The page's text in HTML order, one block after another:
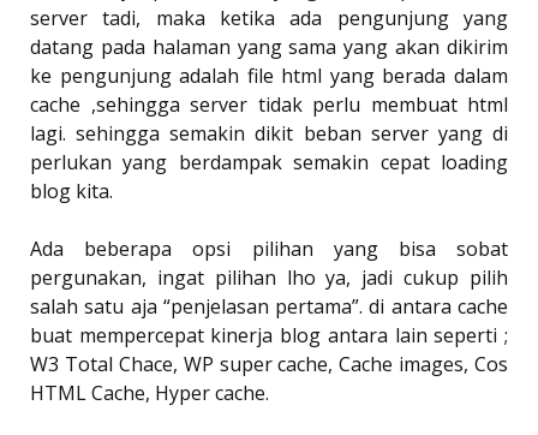
server tadi, maka ketika ada pengunjung yang
datang pada halaman yang sama yang akan dikirim
ke pengunjung adalah file html yang berada dalam
cache ,sehingga server tidak perlu membuat html
lagi. sehingga semakin dikit beban server yang di
perlukan yang berdampak semakin cepat loading
blog kita.
Ada beberapa opsi pilihan yang bisa sobat
pergunakan, ingat pilihan lho ya, jadi cukup pilih
salah satu aja “penjelasan pertama”. di antara cache
buat mempercepat kinerja blog antara lain seperti ;
W3 Total Chace, WP super cache, Cache images, Cos
HTML Cache, Hyper cache.